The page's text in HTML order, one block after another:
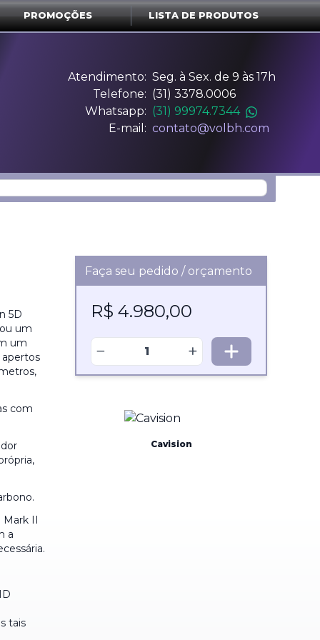
PROMOÇÕES LISTA DE PRODUTOS
Atendimento: Seg. à Sex. de 9 às 17h
Telefone: (31) 3378.0006
Whatsapp: (31) 99974.7344
E-mail: contato@volbh.com
5D
um
um
apertos
com
Mark II
a
tais
Faça seu pedido / orçamento
R$ 4.980,00
−
+
Cavision